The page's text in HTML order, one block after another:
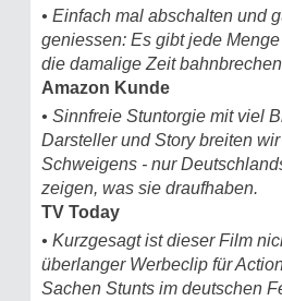
• Einfach mal abschalten und
geniessen: Es gibt jede
die damalige Zeit
Amazon Kunde
• Sinnfreie Stuntorgie mit viel
Darsteller und Story breiten
Schweigens - nur
zeigen, was sie draufhaben.
TV Today
• Kurzgesagt ist dieser Film
überlanger Werbeclip für
Sachen Stunts im deutschen